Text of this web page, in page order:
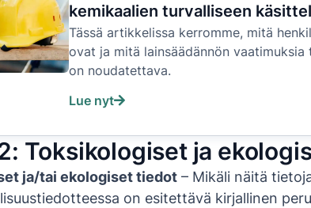
kemikaalien turvalliseen
Tässä artikkelissa kerromme, mitä
ovat ja mitä lainsäädännön vaatimuksia
on noudatettava.
Lue nyt
Toksikologiset ja
ja/tai ekologiset tiedot – Mikäli näitä
on esitettävä kirjallinen